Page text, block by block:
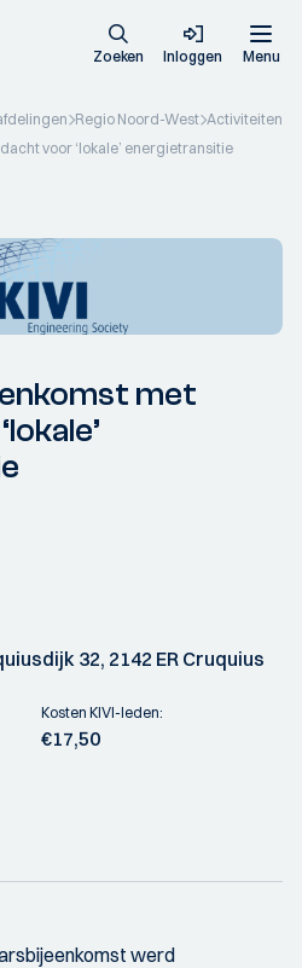
Zoeken Inloggen Menu
Regio Noord-West Activiteiten
voor ‘lokale’ energietransitie
met
32, 2142 ER Cruquius
Kosten KIVI-leden:
€17,50
werd